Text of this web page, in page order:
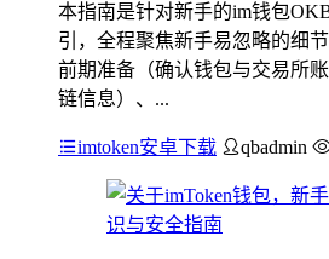
本指南是针对新手的im钱包
引，全程聚焦新手易忽略的细
前期准备（确认钱包与交易所
链信息）、...
imtoken安卓下载 qbadmin